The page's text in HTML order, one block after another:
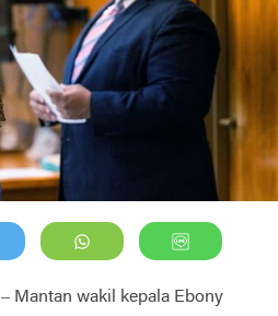
– Mantan wakil kepala Ebony